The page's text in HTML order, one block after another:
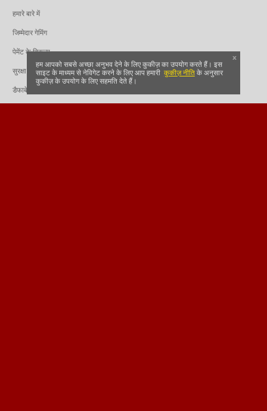
हमारे बारे में
जिम्मेदार गेमिंग
पेमेंट के विकल्प
सुरक्षा
डैफाबेट गोपनीयता नीति
हम आपको सबसे अच्छा अनुभव देने के लिए कुकीज़ का उपयोग करते हैं। इस
साइट के माध्यम से नेविगेट करने के लिए आप हमारी कुकीज़ नीतिके अनुसार
कुकीज़ के उपयोग के लिए सहमति देते हैं।
x